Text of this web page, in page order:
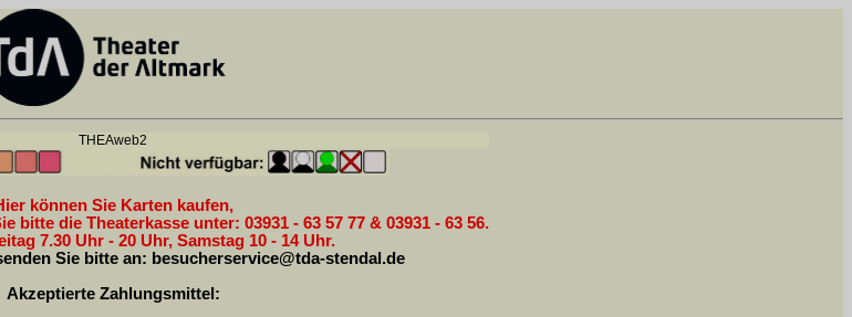
THEAweb2
können Sie Karten kaufen,
bitte die Theaterkasse unter: 03931 - 63 57 77 & 03931 - 63 56.
7.30 Uhr - 20 Uhr, Samstag 10 - 14 Uhr.
Sie bitte an: besucherservice@tda-stendal.de
Akzeptierte Zahlungsmittel: